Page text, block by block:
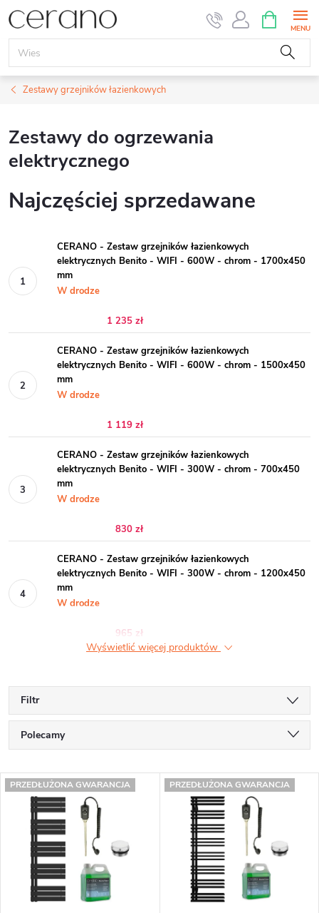
Przejść
do
treści
KOSZYK
Zestawy grzejników łazienkowych
Zestawy do ogrzewania
elektrycznego
Najczęściej sprzedawane
CERANO - Zestaw grzejników łazienkowych
elektrycznych Benito - WIFI - 600W - chrom - 1700x450
mm
W drodze
1 235 zł
CERANO - Zestaw grzejników łazienkowych
elektrycznych Benito - WIFI - 600W - chrom - 1500x450
mm
W drodze
1 119 zł
CERANO - Zestaw grzejników łazienkowych
elektrycznych Benito - WIFI - 300W - chrom - 700x450
mm
W drodze
830 zł
CERANO - Zestaw grzejników łazienkowych
elektrycznych Benito - WIFI - 300W - chrom - 1200x450
mm
W drodze
965 zł
Wyświetlić więcej produktów
Filtr
r
Polecamy
Najdroższe
Najczęściej sprzedawane
Alfabetycznie
L
PRZEDŁUŻONA GWARANCJA PRZEDŁUŻONA GWARANCJA